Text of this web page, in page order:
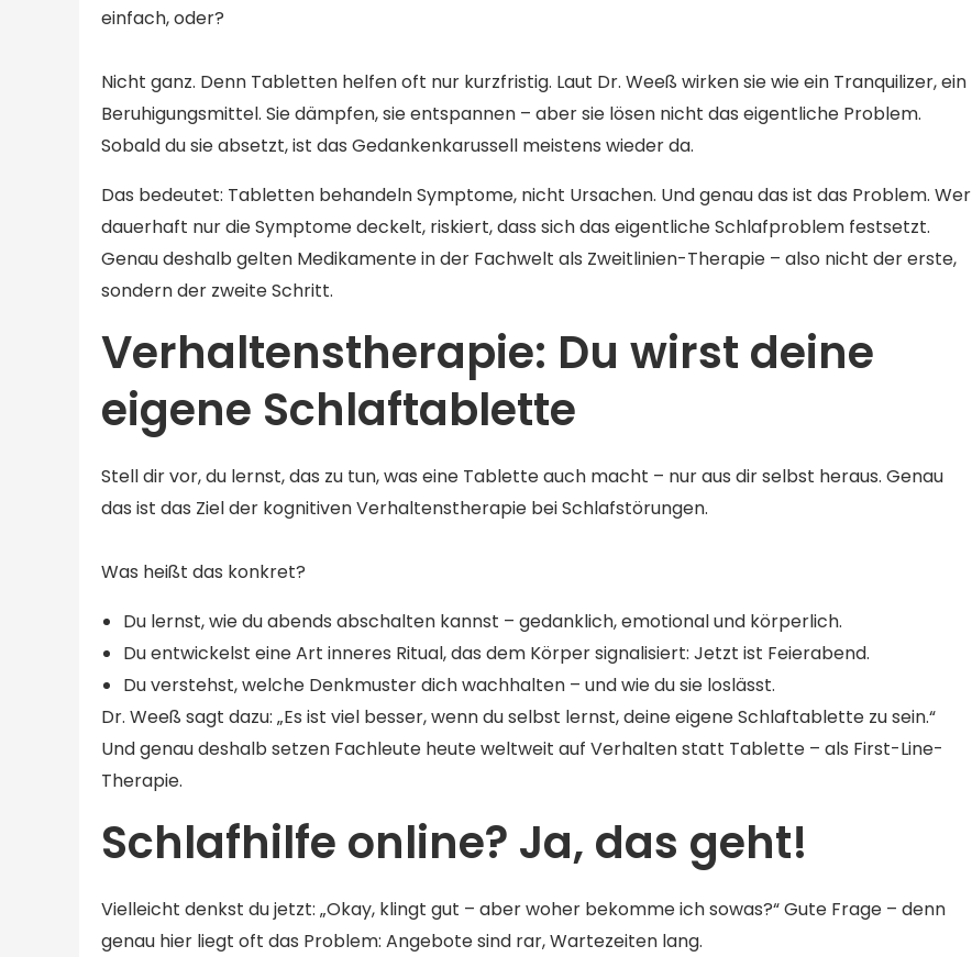
einfach, oder?
Nicht ganz. Denn Tabletten helfen oft nur kurzfristig. Laut Dr. Weeß wirken sie wie ein Tranquilizer, ein
Beruhigungsmittel. Sie dämpfen, sie entspannen – aber sie lösen nicht das eigentliche Problem.
Sobald du sie absetzt, ist das Gedankenkarussell meistens wieder da.
Das bedeutet: Tabletten behandeln Symptome, nicht Ursachen. Und genau das ist das Problem. Wer
dauerhaft nur die Symptome deckelt, riskiert, dass sich das eigentliche Schlafproblem festsetzt.
Genau deshalb gelten Medikamente in der Fachwelt als Zweitlinien-Therapie – also nicht der erste,
sondern der zweite Schritt.
Verhaltenstherapie: Du wirst deine
eigene Schlaftablette
Stell dir vor, du lernst, das zu tun, was eine Tablette auch macht – nur aus dir selbst heraus. Genau
das ist das Ziel der kognitiven Verhaltenstherapie bei Schlafstörungen.
Was heißt das konkret?
Du lernst, wie du abends abschalten kannst – gedanklich, emotional und körperlich.
Du entwickelst eine Art inneres Ritual, das dem Körper signalisiert: Jetzt ist Feierabend.
Du verstehst, welche Denkmuster dich wachhalten – und wie du sie loslässt.
Dr. Weeß sagt dazu: „Es ist viel besser, wenn du selbst lernst, deine eigene Schlaftablette zu sein.“
Und genau deshalb setzen Fachleute heute weltweit auf Verhalten statt Tablette – als First-Line-
Therapie.
Schlafhilfe online? Ja, das geht!
Vielleicht denkst du jetzt: „Okay, klingt gut – aber woher bekomme ich sowas?“ Gute Frage – denn
genau hier liegt oft das Problem: Angebote sind rar, Wartezeiten lang.